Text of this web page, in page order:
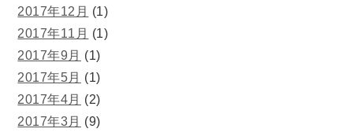
2017年12月 (1)
2017年11月 (1)
2017年9月 (1)
2017年5月 (1)
2017年4月 (2)
2017年3月 (9)